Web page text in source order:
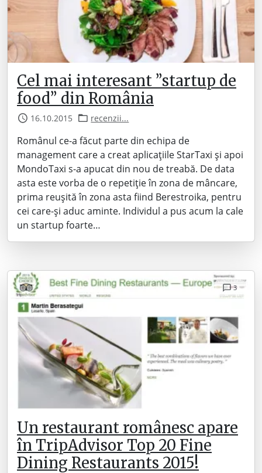
Cel mai interesant ”startup de
food” din România
16.10.2015 recenzii...
Românul ce-a făcut parte din echipa de
management care a creat aplicațiile StarTaxi și apoi
MondoTaxi s-a apucat din nou de treabă. De data
asta este vorba de o repetiție în zona de mâncare,
prima reușită în zona asta fiind Berestroika, pentru
cei care-și aduc aminte. Individul a pus acum la cale
un startup foarte…
3
Un restaurant românesc apare
în TripAdvisor Top 20 Fine
Dining Restaurants 2015!